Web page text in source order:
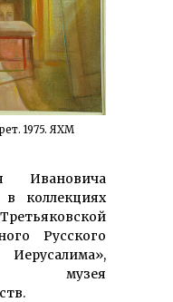
1975. ЯХМ
Ивановича
коллекциях
Русского
музея